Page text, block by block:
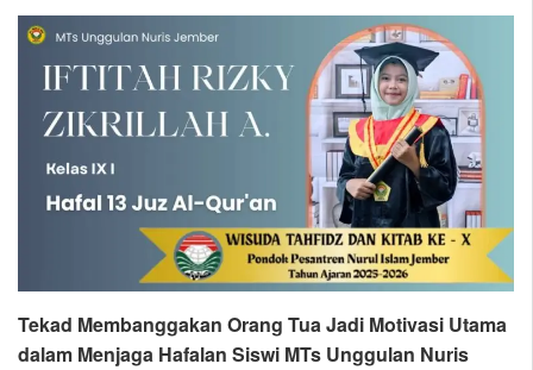
Tekad Membanggakan Orang Tua Jadi Motivasi Utama
dalam Menjaga Hafalan Siswi MTs Unggulan Nuris